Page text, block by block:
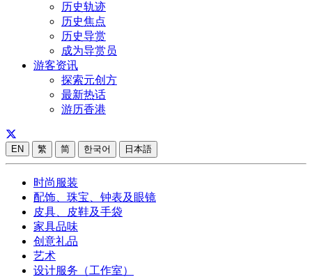
历史轨迹
历史焦点
历史导赏
成为导赏员
游客资讯
探索元创方
最新热话
游历香港
EN 繁 简 한국어 日本語
时尚服装
配饰、珠宝、钟表及眼镜
皮具、皮鞋及手袋
家具品味
创意礼品
艺术
设计服务（工作室）